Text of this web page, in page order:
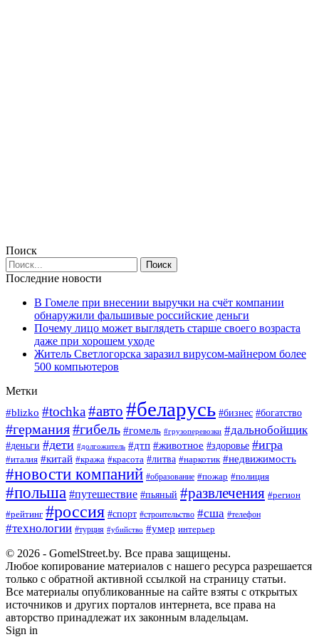
Поиск
Последние новости
В Гомеле при внесении выручки на счёт компании
обнаружили фальшивые российские деньги
Почему лицо может выглядеть старше своего возраста
даже при хорошем уходе
Житель Светлогорска заразил вирусом-майнером более
500 компьютеров
Метки
#blizko #tochka#авто #беларусь #бизнес #богатство
#германия#гибель #гомель #грузоперевозки #дальнобойщик
#деньги #дети #долгожитель #дтп #животное #здоровье #игра
#италия #китай #кража #красота #литва #наркотик #недвижимость
#новости компаний #образование #пожар #полиция
#польша #путешествие #пьяный #развлечения #регион
#рейтинг #россия #спорт #строительство #сша #телефон
#технологии #турция #убийство #умер интерьер
© 2026 - GomelStreet.by. Все права защищены.
Любое копирование материалов с нашего ресурса разрешается
только с обратной активной ссылкой на страницу статьи.
Все материалы опубликованные на сайте взяты с открытых
источников и других порталов интернета, все права на
авторство принадлежат их законным владельцам.
Sign in